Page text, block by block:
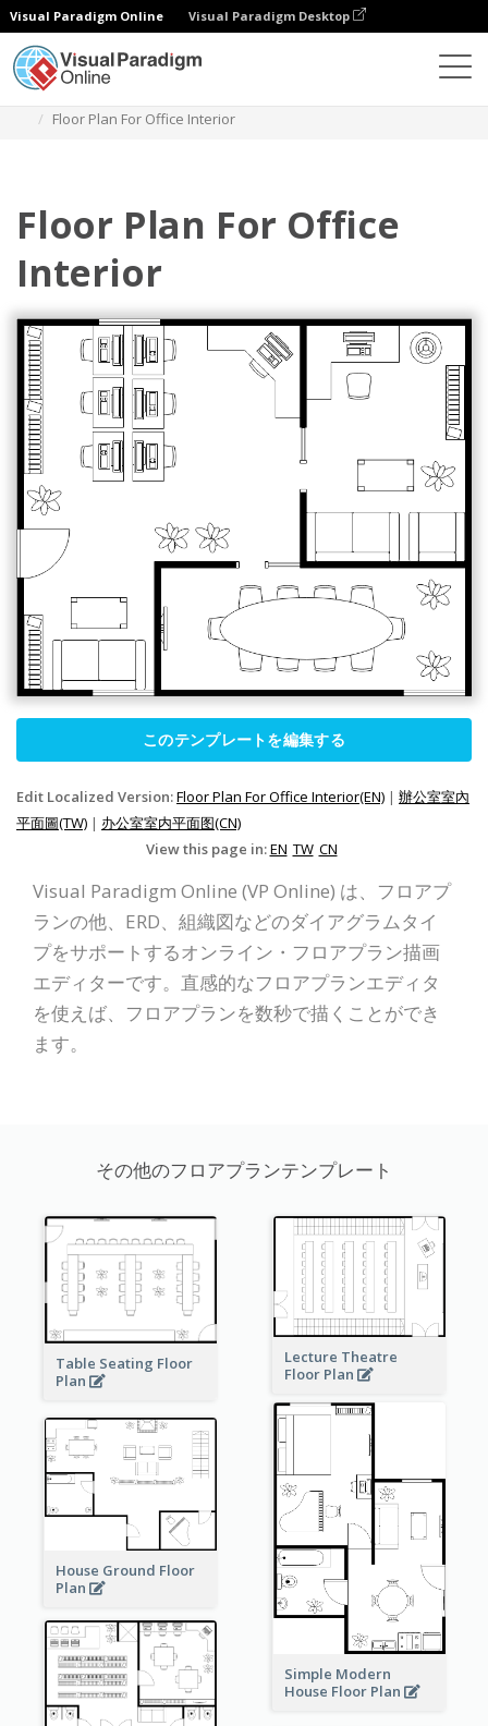
Visual Paradigm Online Visual Paradigm Desktop
Floor Plan For Office Interior
Floor Plan For Office
Interior
このテンプレートを編集する
Edit Localized Version:Floor Plan For Office Interior(EN) | 辦公室室內
平面圖(TW) | 办公室室内平面图(CN)
View this page in:EN TW CN
Visual Paradigm Online (VP Online) は、フロアプ
ランの他、ERD、組織図などのダイアグラムタイ
プをサポートするオンライン・フロアプラン描画
エディターです。直感的なフロアプランエディタ
を使えば、フロアプランを数秒で描くことができ
ます。
その他のフロアプランテンプレート
Table Seating Floor
Plan
Lecture Theatre
Floor Plan
Simple Modern
House Floor Plan
House Ground Floor
Plan